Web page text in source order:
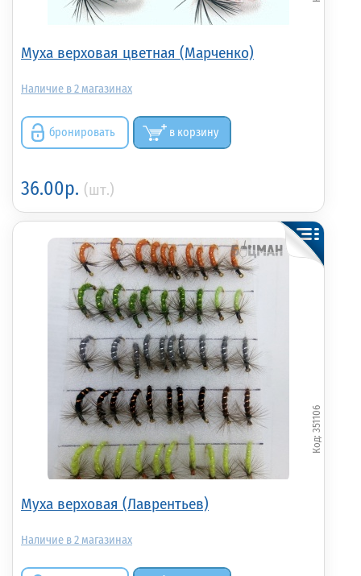
Муха верховая цветная (Марченко)
2
бронировать в корзину
36.00р. (шт.)
Муха верховая (Лаврентьев)
351106
2